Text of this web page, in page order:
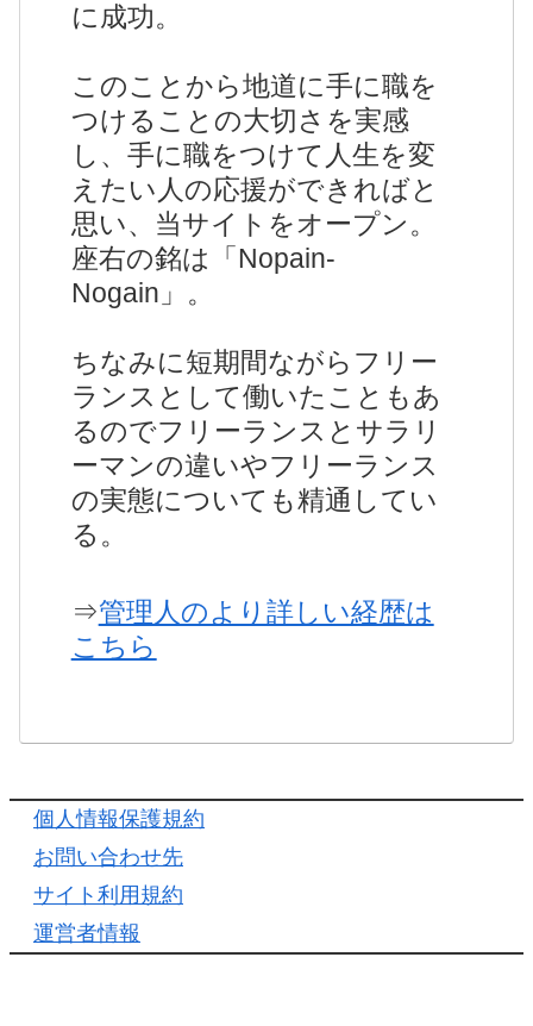
に成功。
このことから地道に手に職を
つけることの大切さを実感
し、手に職をつけて人生を変
えたい人の応援ができればと
思い、当サイトをオープン。
座右の銘は「Nopain-
Nogain」。
ちなみに短期間ながらフリー
ランスとして働いたこともあ
るのでフリーランスとサラリ
ーマンの違いやフリーランス
の実態についても精通してい
る。
⇒管理人のより詳しい経歴は
こちら
個人情報保護規約
お問い合わせ先
サイト利用規約
運営者情報